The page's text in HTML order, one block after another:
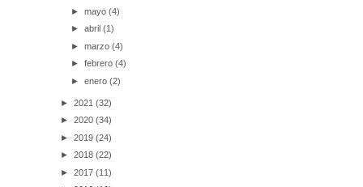
►mayo(4)
►abril(1)
►marzo(4)
►febrero(4)
►enero(2)
► 2021 (32)
► 2020 (34)
► 2019 (24)
► 2018 (22)
► 2017 (11)